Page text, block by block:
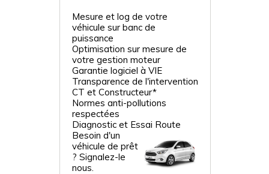
Mesure et log de votre
véhicule sur banc de
puissance
Optimisation sur mesure de
votre gestion moteur
Garantie logiciel à VIE
Transparence de l'intervention
CT et Constructeur*
Normes anti-pollutions
respectées
Diagnostic et Essai Route
Besoin d'un
véhicule de prêt
? Signalez-le
nous.